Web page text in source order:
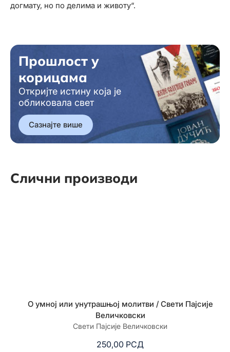
догмату, но по делима и животу“.
Прошлост у
корицама
Откријте истину која је
обликовала свет
Сазнајте више
Слични производи
О умној или унутрашњој молитви / Свети Пајсије
Величковски
Свети Пајсије Величковски
250,00 РСД